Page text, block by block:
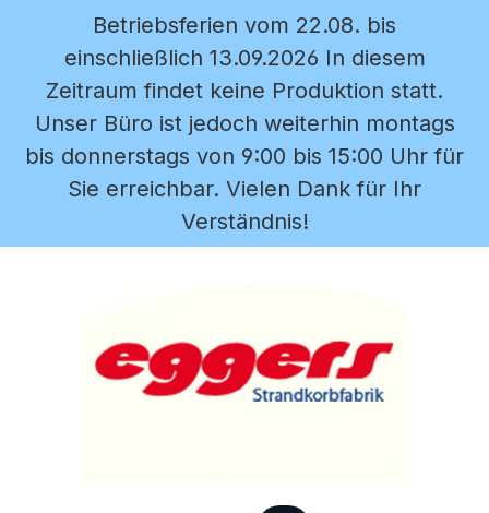
Zum Hauptinhalt springen
Betriebsferien vom 22.08. bis
einschließlich 13.09.2026 In diesem
Zeitraum findet keine Produktion statt.
Unser Büro ist jedoch weiterhin montags
bis donnerstags von 9:00 bis 15:00 Uhr für
Sie erreichbar. Vielen Dank für Ihr
Verständnis!